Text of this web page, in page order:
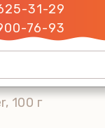
31-29
76-93
100 г